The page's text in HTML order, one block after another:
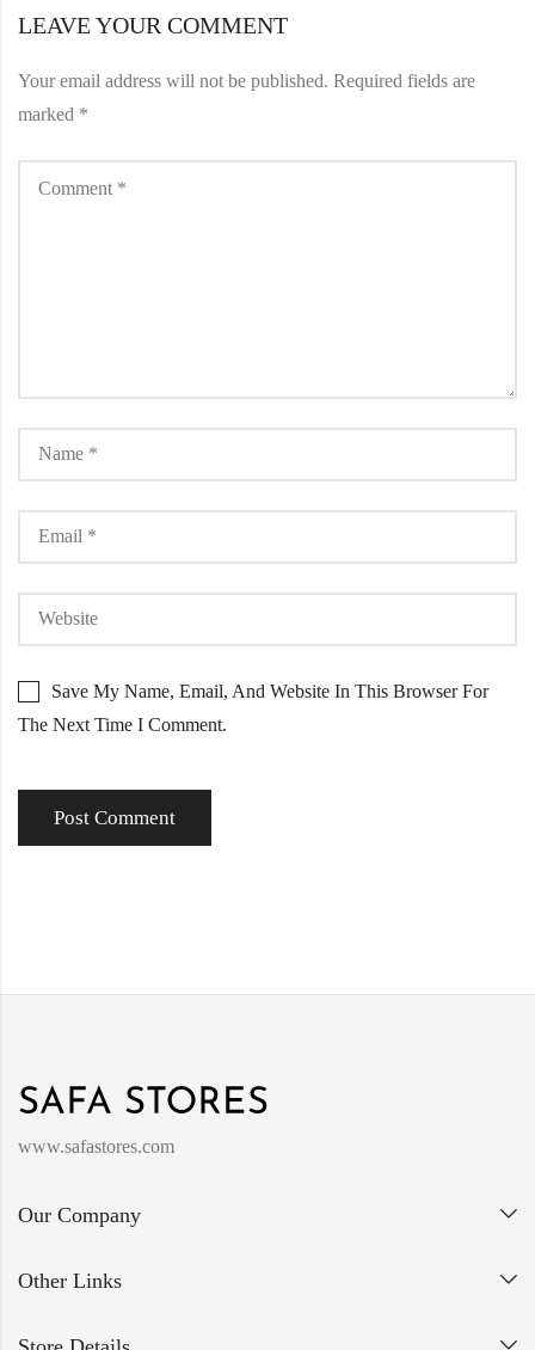
LEAVE YOUR COMMENT
Your email address will not be published. Required fields are
marked *
Save My Name, Email, And Website In This Browser For
The Next Time I Comment.
www.safastores.com
Our Company
Other Links